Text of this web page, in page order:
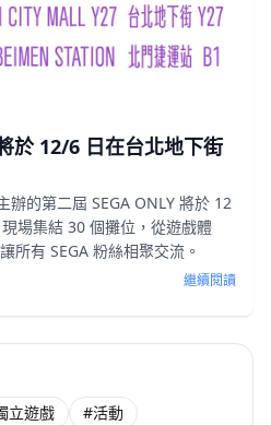
於 12/6 日在台北地下街
的第二屆 SEGA ONLY 將於 12
場集結 30 個攤位，從遊戲體
所有 SEGA 粉絲相聚交流。
繼續閱讀
立遊戲
#活動